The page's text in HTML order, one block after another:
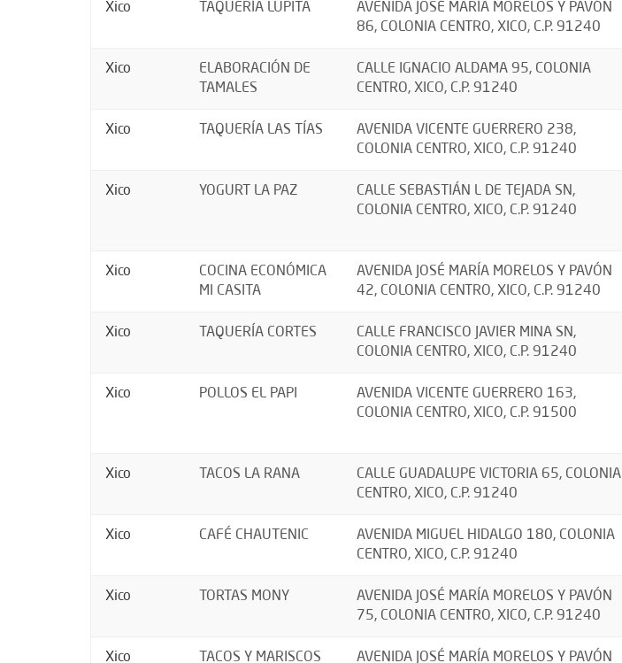
Xico TAQUERÍA LUPITA
AVENIDA JOSÉ MARÍA MORELOS Y PAVÓN
86, COLONIA CENTRO, XICO, C.P. 91240
Xico
ELABORACIÓN DE
TAMALES
CALLE IGNACIO ALDAMA 95, COLONIA
CENTRO, XICO, C.P. 91240
Xico TAQUERÍA LAS TÍAS
AVENIDA VICENTE GUERRERO 238,
COLONIA CENTRO, XICO, C.P. 91240
Xico YOGURT LA PAZ
CALLE SEBASTIÁN L DE TEJADA SN,
COLONIA CENTRO, XICO, C.P. 91240
Xico
COCINA ECONÓMICA
MI CASITA
AVENIDA JOSÉ MARÍA MORELOS Y PAVÓN
42, COLONIA CENTRO, XICO, C.P. 91240
Xico TAQUERÍA CORTES
CALLE FRANCISCO JAVIER MINA SN,
COLONIA CENTRO, XICO, C.P. 91240
Xico POLLOS EL PAPI
AVENIDA VICENTE GUERRERO 163,
COLONIA CENTRO, XICO, C.P. 91500
Xico TACOS LA RANA
CALLE GUADALUPE VICTORIA 65, COLONIA
CENTRO, XICO, C.P. 91240
Xico CAFÉ CHAUTENIC
AVENIDA MIGUEL HIDALGO 180, COLONIA
CENTRO, XICO, C.P. 91240
Xico TORTAS MONY
AVENIDA JOSÉ MARÍA MORELOS Y PAVÓN
75, COLONIA CENTRO, XICO, C.P. 91240
Xico TACOS Y MARISCOS AVENIDA JOSÉ MARÍA MORELOS Y PAVÓN